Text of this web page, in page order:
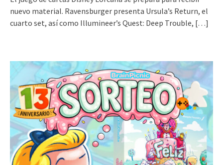
nuevo material. Ravensburger presenta Ursula’s Return, el
cuarto set, así como Illumineer’s Quest: Deep Trouble, […]